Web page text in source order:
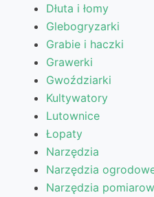
Dłuta i łomy
Glebogryzarki
Grabie i haczki
Grawerki
Gwoździarki
Kultywatory
Lutownice
Łopaty
Narzędzia
Narzędzia
Narzędzia